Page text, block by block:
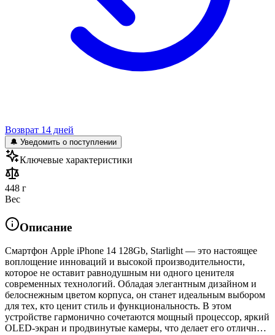
Возврат 14 дней
🔔 Уведомить о поступлении
Ключевые характеристики
448 г
Вес
Описание
Смартфон Apple iPhone 14 128Gb, Starlight — это настоящее
воплощение инноваций и высокой производительности,
которое не оставит равнодушным ни одного ценителя
современных технологий. Обладая элегантным дизайном и
белоснежным цветом корпуса, он станет идеальным выбором
для тех, кто ценит стиль и функциональность. В этом
устройстве гармонично сочетаются мощный процессор, яркий
OLED-экран и продвинутые камеры, что делает его отличн…